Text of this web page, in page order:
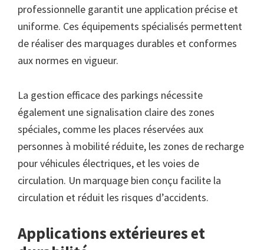
professionnelle garantit une application précise et
uniforme. Ces équipements spécialisés permettent
de réaliser des marquages durables et conformes
aux normes en vigueur.
La gestion efficace des parkings nécessite
également une signalisation claire des zones
spéciales, comme les places réservées aux
personnes à mobilité réduite, les zones de recharge
pour véhicules électriques, et les voies de
circulation. Un marquage bien conçu facilite la
circulation et réduit les risques d’accidents.
Applications extérieures et